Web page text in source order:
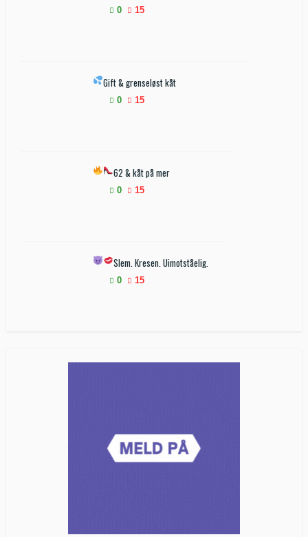
0 15
Gift & grenseløst kåt
0 15
62 & kåt på mer
0 15
Slem. Kresen. Uimotståelig.
0 15